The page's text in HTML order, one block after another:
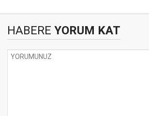
HABERE YORUM KAT